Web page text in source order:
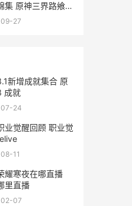
集 原神三界路飨祭
永久的吗
27
新增成就集合 原
成就
24
业觉醒回顾 职业觉
11
耀寒夜在哪直播
里直播
07